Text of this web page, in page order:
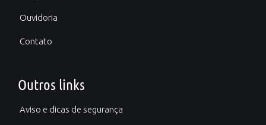
Ouvidoria
Contato
Outros links
Aviso e dicas de segurança